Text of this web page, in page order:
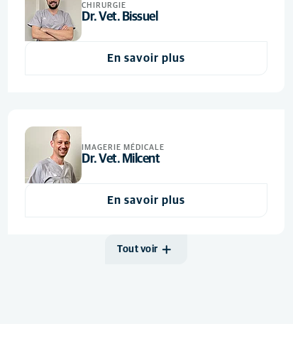
(8)
CHIRURGIE
Dr. Vet. Bissuel
En savoir plus
IMAGERIE MÉDICALE
Dr. Vet. Milcent
En savoir plus
Tout voir